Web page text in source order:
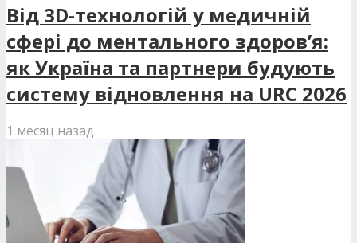
Від 3D-технологій у медичній
сфері до ментального здоров’я:
як Україна та партнери будують
систему відновлення на URC 2026
1 месяц назад